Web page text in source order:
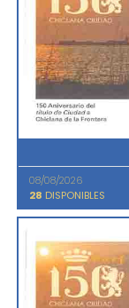
08/08/2026
28 DISPONIBLES